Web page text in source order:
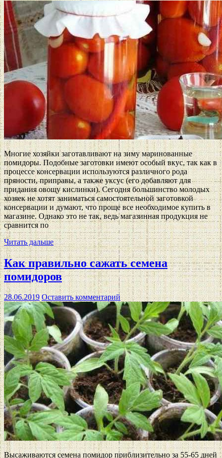
Многие хозяйки заготавливают на зиму маринованные
помидоры. Подобные заготовки имеют особый вкус, так как в
процессе консервации используются различного рода
пряности, приправы, а также уксус (его добавляют для
придания овощу кислинки). Сегодня большинство молодых
хозяек не хотят заниматься самостоятельной заготовкой
консервации и думают, что проще все необходимое купить в
магазине. Однако это не так, ведь магазинная продукция не
сравнится по
Читать дальше
Как правильно сажать семена
помидоров
28.06.2019 Оставить комментарий
Высаживаются семена помидор приблизительно за 55-65 дней